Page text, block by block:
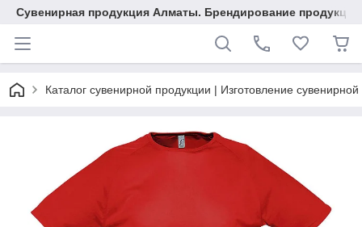
Сувенирная продукция Алматы. Брендирование
Каталог сувенирной продукции | Изготовление